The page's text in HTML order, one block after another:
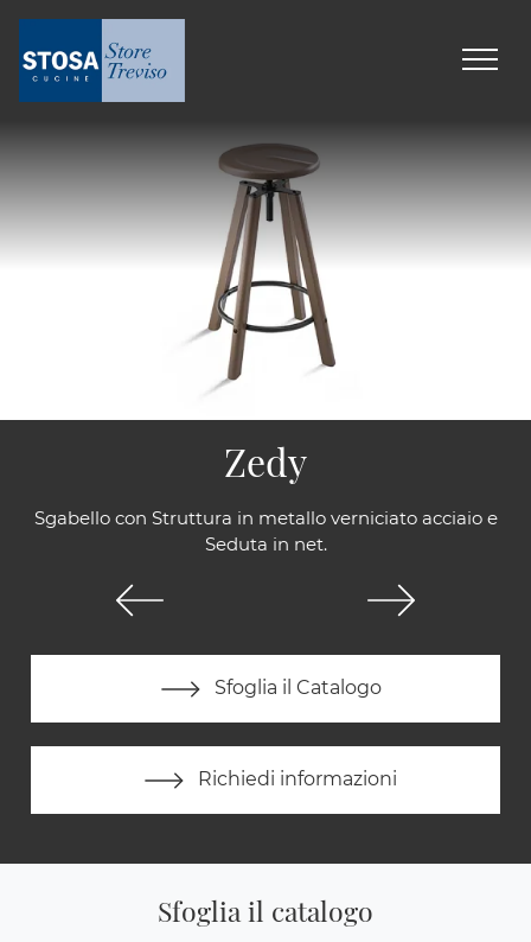
Sgabello con Struttura in metallo verniciato acciaio e
Seduta in net.
Sfoglia il Catalogo
Richiedi informazioni
Zedy
Sfoglia il catalogo